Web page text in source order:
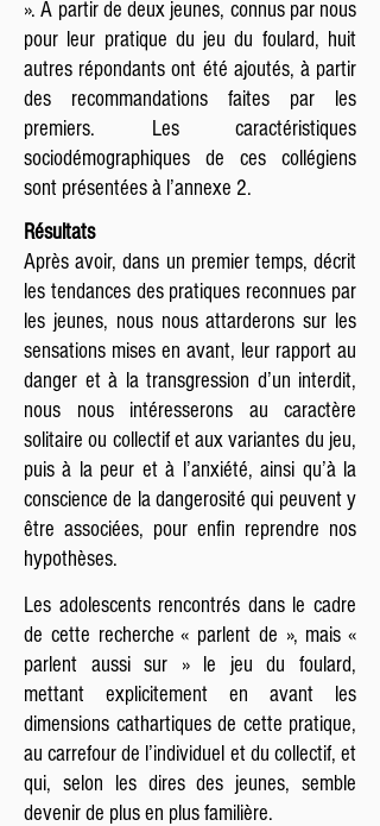
». À partir de deux jeunes, connus par nous
pour leur pratique du jeu du foulard, huit
autres répondants ont été ajoutés, à partir
des recommandations faites par les
premiers. Les caractéristiques
sociodémographiques de ces collégiens
sont présentées à l’annexe 2.
Résultats
Après avoir, dans un premier temps, décrit
les tendances des pratiques reconnues par
les jeunes, nous nous attarderons sur les
sensations mises en avant, leur rapport au
danger et à la transgression d’un interdit,
nous nous intéresserons au caractère
solitaire ou collectif et aux variantes du jeu,
puis à la peur et à l’anxiété, ainsi qu’à la
conscience de la dangerosité qui peuvent y
être associées, pour enfin reprendre nos
hypothèses.
Les adolescents rencontrés dans le cadre
de cette recherche « parlent de », mais «
parlent aussi sur » le jeu du foulard,
mettant explicitement en avant les
dimensions cathartiques de cette pratique,
au carrefour de l’individuel et du collectif, et
qui, selon les dires des jeunes, semble
devenir de plus en plus familière.